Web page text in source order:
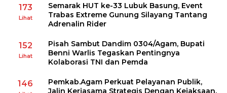
173
Lihat
Semarak HUT ke-33 Lubuk Basung, Event
Trabas Extreme Gunung Silayang Tantang
Adrenalin Rider
152
Lihat
Pisah Sambut Dandim 0304/Agam, Bupati
Benni Warlis Tegaskan Pentingnya
Kolaborasi TNI dan Pemda
146
Pemkab.Agam Perkuat Pelayanan Publik,
Jalin Kerjasama Strategis Dengan Kejaksaan,